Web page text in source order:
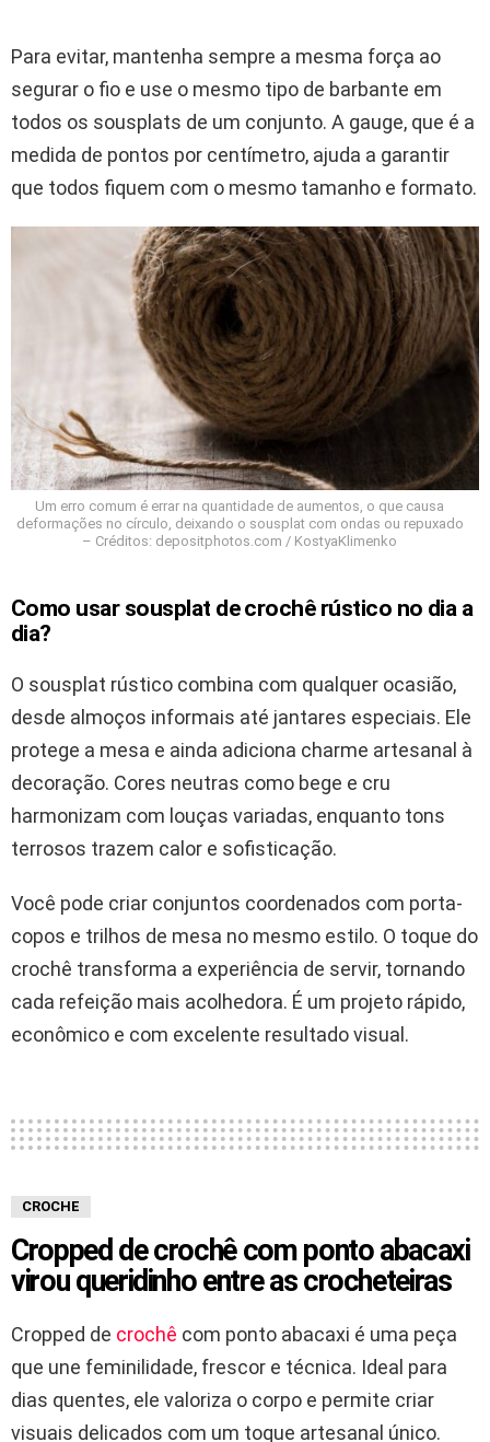
Para evitar, mantenha sempre a mesma força ao
segurar o fio e use o mesmo tipo de barbante em
todos os sousplats de um conjunto. A gauge, que é a
medida de pontos por centímetro, ajuda a garantir
que todos fiquem com o mesmo tamanho e formato.
Um erro comum é errar na quantidade de aumentos, o que causa
deformações no círculo, deixando o sousplat com ondas ou repuxado
– Créditos: depositphotos.com / KostyaKlimenko
Como usar sousplat de crochê rústico no dia a
dia?
O sousplat rústico combina com qualquer ocasião,
desde almoços informais até jantares especiais. Ele
protege a mesa e ainda adiciona charme artesanal à
decoração. Cores neutras como bege e cru
harmonizam com louças variadas, enquanto tons
terrosos trazem calor e sofisticação.
Você pode criar conjuntos coordenados com porta-
copos e trilhos de mesa no mesmo estilo. O toque do
crochê transforma a experiência de servir, tornando
cada refeição mais acolhedora. É um projeto rápido,
econômico e com excelente resultado visual.
CROCHE
Cropped de crochê com ponto abacaxi
virou queridinho entre as crocheteiras
Cropped de crochê com ponto abacaxi é uma peça
que une feminilidade, frescor e técnica. Ideal para
dias quentes, ele valoriza o corpo e permite criar
visuais delicados com um toque artesanal único.